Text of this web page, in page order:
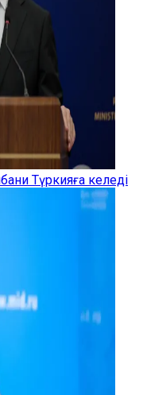
Түркияға келеді